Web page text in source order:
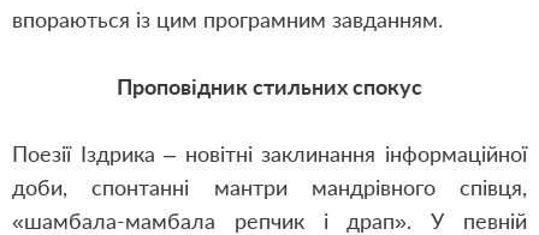
впораються із цим програмним завданням.
Проповідник стильних спокус
Поезії Іздрика – новітні заклинання інформаційної
доби, спонтанні мантри мандрівного співця,
«шамбала-мамбала репчик і драп». У певній